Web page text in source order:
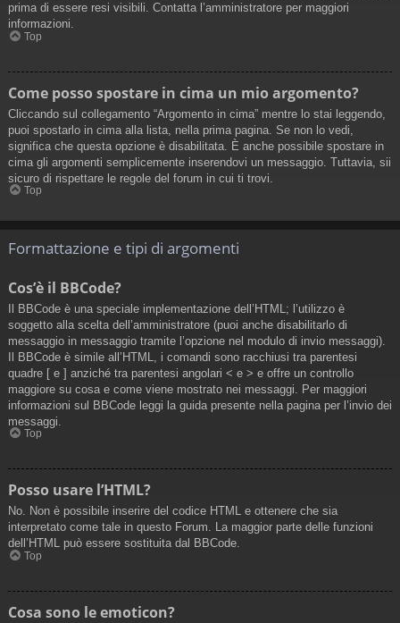
prima di essere resi visibili. Contatta l’amministratore per maggiori
informazioni.
Top
Come posso spostare in cima un mio argomento?
Cliccando sul collegamento “Argomento in cima” mentre lo stai leggendo,
puoi spostarlo in cima alla lista, nella prima pagina. Se non lo vedi,
significa che questa opzione è disabilitata. È anche possibile spostare in
cima gli argomenti semplicemente inserendovi un messaggio. Tuttavia, sii
sicuro di rispettare le regole del forum in cui ti trovi.
Top
Formattazione e tipi di argomenti
Cos’è il BBCode?
Il BBCode è una speciale implementazione dell’HTML; l’utilizzo è
soggetto alla scelta dell’amministratore (puoi anche disabilitarlo di
messaggio in messaggio tramite l’opzione nel modulo di invio messaggi).
Il BBCode è simile all’HTML, i comandi sono racchiusi tra parentesi
quadre [ e ] anziché tra parentesi angolari < e > e offre un controllo
maggiore su cosa e come viene mostrato nei messaggi. Per maggiori
informazioni sul BBCode leggi la guida presente nella pagina per l’invio dei
messaggi.
Top
Posso usare l’HTML?
No. Non è possibile inserire del codice HTML e ottenere che sia
interpretato come tale in questo Forum. La maggior parte delle funzioni
dell’HTML può essere sostituita dal BBCode.
Top
Cosa sono le emoticon?